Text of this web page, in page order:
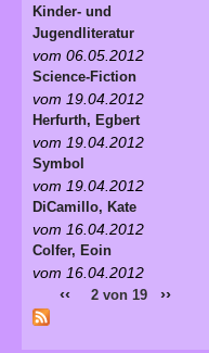
Kinder- und
Jugendliteratur
vom 06.05.2012
Science-Fiction
vom 19.04.2012
Herfurth, Egbert
vom 19.04.2012
Symbol
vom 19.04.2012
DiCamillo, Kate
vom 16.04.2012
Colfer, Eoin
vom 16.04.2012
‹‹ 2 von 19 ››